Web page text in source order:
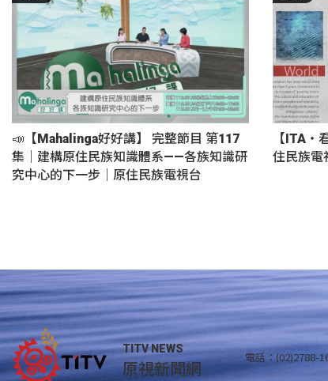
📣【Mahalinga好好講】 完整節目 第117
集｜建構原住民族知識體系——各族知識研
究中心的下一步｜原住民族電視台
【ITA・
住民族電
TITV NEWS
原視新聞網 電話：(02)2788-